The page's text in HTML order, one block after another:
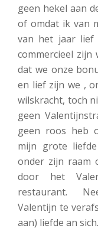
geen hekel aan
of omdat ik van
van het jaar lief
commercieel zijn
dat we onze
en lief zijn we ,
wilskracht, toch
geen
geen roos heb
mijn grote
onder zijn raam
door het
restaurant.
Valentijn te
aan) liefde an sich.